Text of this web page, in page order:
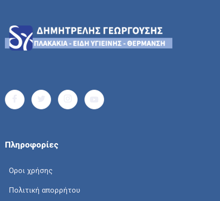
Πληροφορίες
Οροι χρήσης
Πολιτική απορρήτου